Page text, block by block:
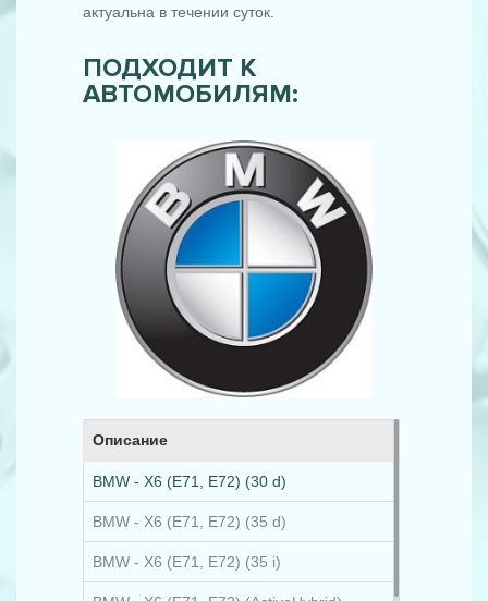
актуальна в течении суток.
ПОДХОДИТ К
АВТОМОБИЛЯМ:
Описание
BMW - X6 (E71, E72) (30 d)
BMW - X6 (E71, E72) (35 d)
BMW - X6 (E71, E72) (35 i)